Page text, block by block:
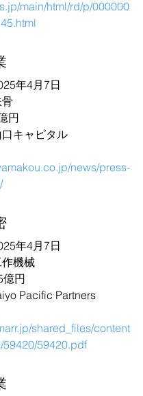
main/html/rd/p/000000
年4月7日
円
キャピタル
news/press-
年4月7日
機械
億円
Pacific Partners
shared_files/content
59420/59420.pdf